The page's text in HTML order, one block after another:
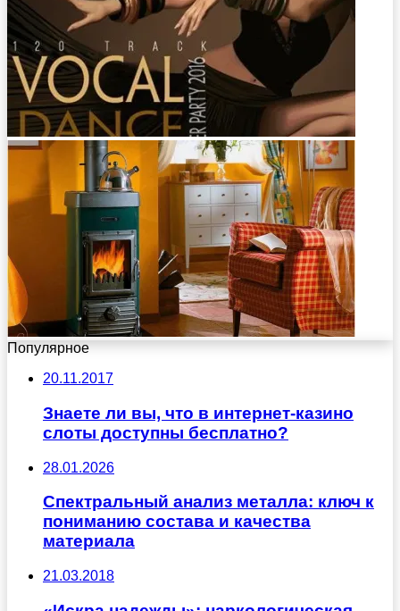
Популярное
20.11.2017
Знаете ли вы, что в интернет-казино
слоты доступны бесплатно?
28.01.2026
Спектральный анализ металла: ключ к
пониманию состава и качества
материала
21.03.2018